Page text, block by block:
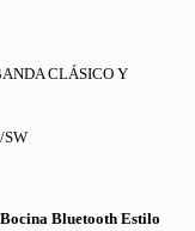
CLÁSICO Y
Bluetooth Estilo